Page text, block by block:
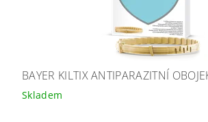
BAYER KILTIX ANTIPARAZITNÍ
Skladem